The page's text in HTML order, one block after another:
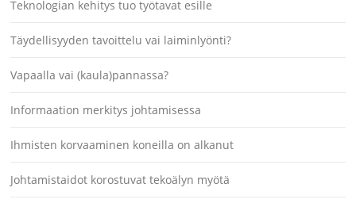
Teknologian kehitys tuo työtavat esille
Täydellisyyden tavoittelu vai laiminlyönti?
Vapaalla vai (kaula)pannassa?
Informaation merkitys johtamisessa
Ihmisten korvaaminen koneilla on alkanut
Johtamistaidot korostuvat tekoälyn myötä